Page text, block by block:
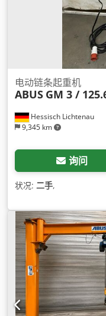
Hessisch Lichtenau
9,345 km
电动链条起重机
ABUS GM 3 /
询问
状况: 二手,